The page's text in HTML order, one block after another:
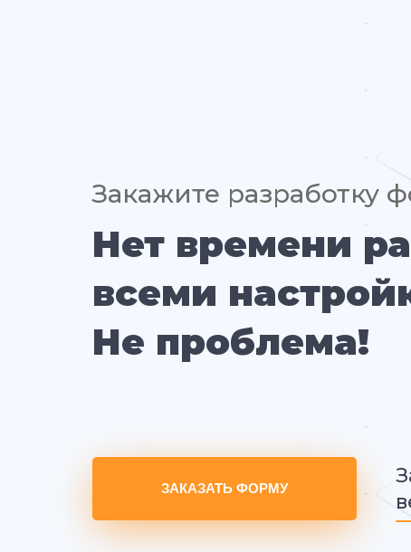
Закажите разработку
Нет времени
всеми
Не проблема!
ЗАКАЗАТЬ ФОРМУ